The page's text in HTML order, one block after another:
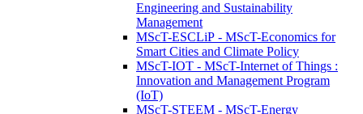
Engineering and Sustainability
Management
MScT-ESCLiP - MScT-Economics for
Smart Cities and Climate Policy
MScT-IOT - MScT-Internet of Things :
Innovation and Management Program
(IoT)
MScT-STEEM - MScT-Energy